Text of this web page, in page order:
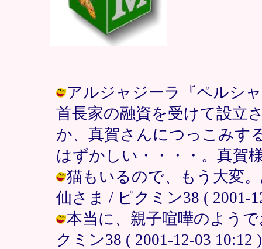
アルジャジーラ『ペルシ
首長家の融資を受けて設立
か、真賀さんにつっこみす
はずかしい・・・・。真賀
猫もいるので、もう大変
仙さま / ピクミン38 ( 2001-
本当に、親子喧嘩のよう
クミン38 ( 2001-12-03 10:12 )